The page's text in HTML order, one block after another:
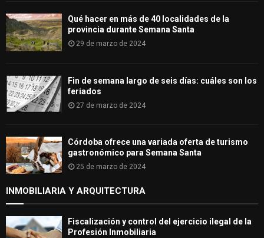
Qué hacer en más de 40 localidades de la
provincia durante Semana Santa
29 de marzo de 2024
Fin de semana largo de seis días: cuáles son los
feriados
27 de marzo de 2024
Córdoba ofrece una variada oferta de turismo
gastronómico para Semana Santa
25 de marzo de 2024
INMOBILIARIA Y ARQUITECTURA
Fiscalización y control del ejercicio ilegal de la
Profesión Inmobiliaria